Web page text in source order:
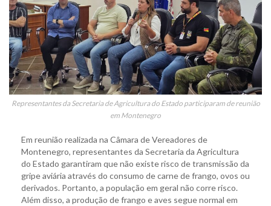
Representantes da Secretaria de Agricultura do Estado participaram de reunião
em Montenegro
Em reunião realizada na Câmara de Vereadores de
Montenegro, representantes da Secretaria da Agricultura
do Estado garantiram que não existe risco de transmissão da
gripe aviária através do consumo de carne de frango, ovos ou
derivados. Portanto, a população em geral não corre risco.
Além disso, a produção de frango e aves segue normal em